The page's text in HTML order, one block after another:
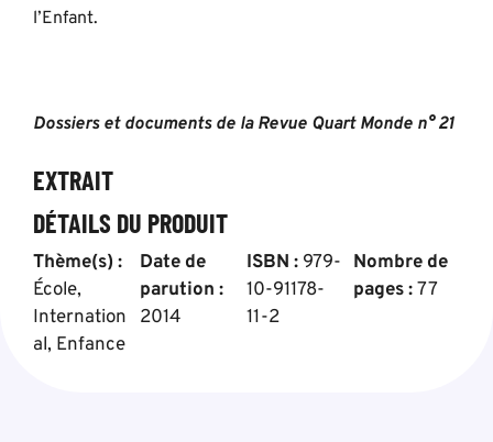
l’Enfant.
Dossiers et documents de la Revue Quart Monde n° 21
EXTRAIT
DÉTAILS DU PRODUIT
Thème(s) :
École,
Internation
al, Enfance
Date de
parution :
2014
ISBN : 979-
10-91178-
11-2
Nombre de
pages :77